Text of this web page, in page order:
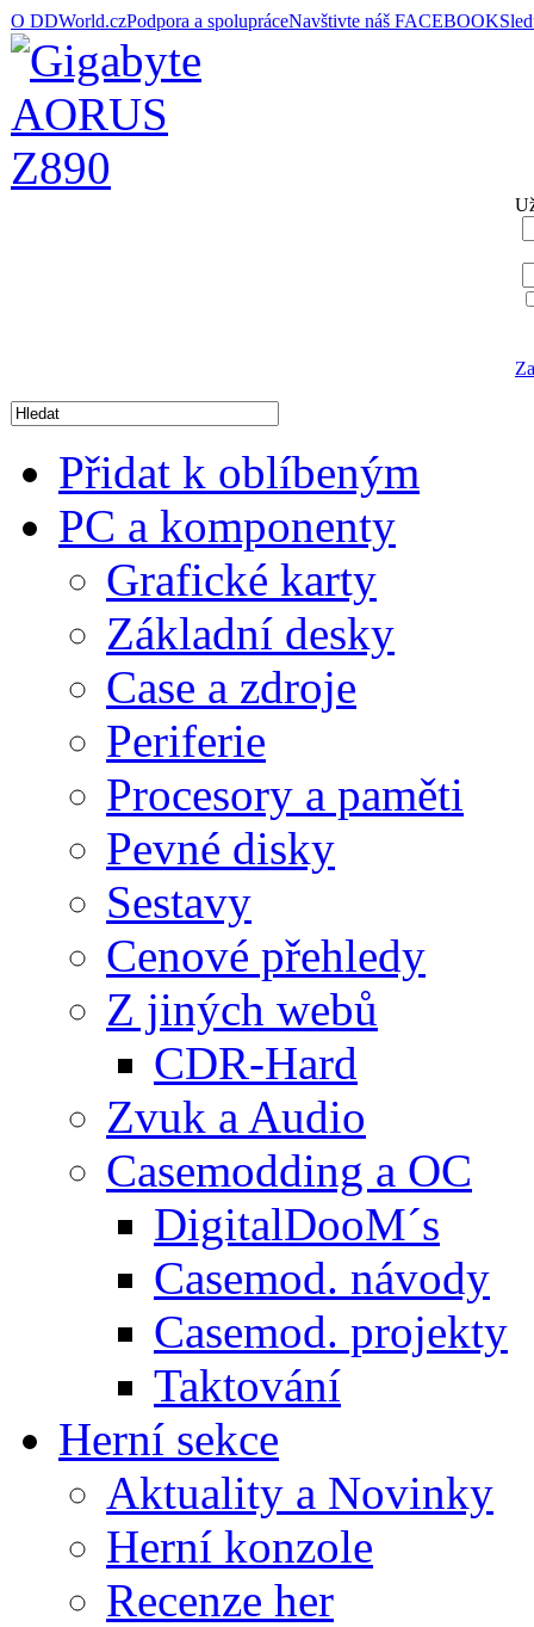
O DDWorld.czPodpora a spolupráceNavštivte náš FACEBOOK
Přidat k oblíbeným
PC a komponenty
Grafické karty
Základní desky
Case a zdroje
Periferie
Procesory a paměti
Pevné disky
Sestavy
Cenové přehledy
Z jiných webů
CDR-Hard
Zvuk a Audio
Casemodding a OC
DigitalDooM´s
Casemod. návody
Casemod. projekty
Taktování
Herní sekce
Aktuality a Novinky
Herní konzole
Recenze her